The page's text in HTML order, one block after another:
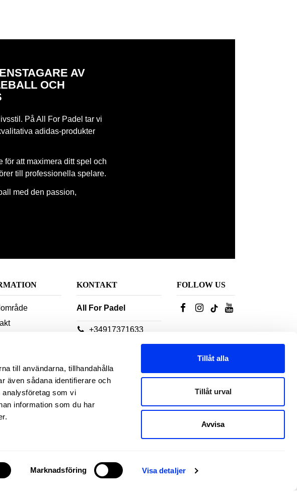
till användarna, tillhandahålla
även sådana identifierare och
analysföretag som vi
information som du har
Marknadsföring Visa detaljer
Tillåt alla
Tillåt urval
Avvisa
AV
OCH
På All For Padel tar vi
adidas-produkter
för att maximera ditt spel och
till professionella spelare.
med den passion,
KONTAKT
All For Padel
+34917371633
finns tillgängliga:
Måndag till torsdag: 10-
FOLLOW US